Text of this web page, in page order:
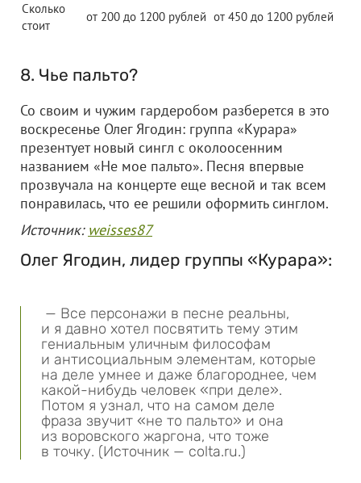
Сколько
стоит
от 200 до 1200 рублей от 450 до 1200 рублей
8. Чье пальто?
Со своим и чужим гардеробом разберется в это
воскресенье Олег Ягодин: группа «Курара»
презентует новый сингл с околоосенним
названием «Не мое пальто». Песня впервые
прозвучала на концерте еще весной и так всем
понравилась, что ее решили оформить синглом.
Источник: weisses87
Олег Ягодин, лидер группы «Курара»:
— Все персонажи в песне реальны,
и я давно хотел посвятить тему этим
гениальным уличным философам
и антисоциальным элементам, которые
на деле умнее и даже благороднее, чем
какой-нибудь человек «при деле».
Потом я узнал, что на самом деле
фраза звучит «не то пальто» и она
из воровского жаргона, что тоже
в точку. (Источник — colta.ru.)